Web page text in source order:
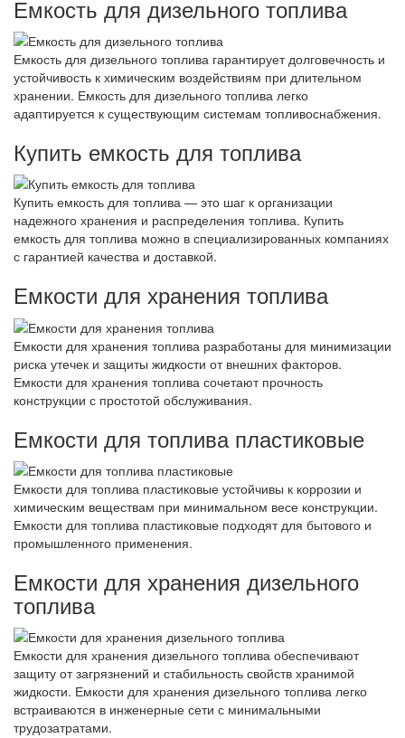
Емкость для дизельного топлива
Емкость для дизельного топлива гарантирует долговечность и
устойчивость к химическим воздействиям при длительном
хранении. Емкость для дизельного топлива легко
адаптируется к существующим системам топливоснабжения.
Купить емкость для топлива
Купить емкость для топлива — это шаг к организации
надежного хранения и распределения топлива. Купить
емкость для топлива можно в специализированных компаниях
с гарантией качества и доставкой.
Емкости для хранения топлива
Емкости для хранения топлива разработаны для минимизации
риска утечек и защиты жидкости от внешних факторов.
Емкости для хранения топлива сочетают прочность
конструкции с простотой обслуживания.
Емкости для топлива пластиковые
Емкости для топлива пластиковые устойчивы к коррозии и
химическим веществам при минимальном весе конструкции.
Емкости для топлива пластиковые подходят для бытового и
промышленного применения.
Емкости для хранения дизельного
топлива
Емкости для хранения дизельного топлива обеспечивают
защиту от загрязнений и стабильность свойств хранимой
жидкости. Емкости для хранения дизельного топлива легко
встраиваются в инженерные сети с минимальными
трудозатратами.